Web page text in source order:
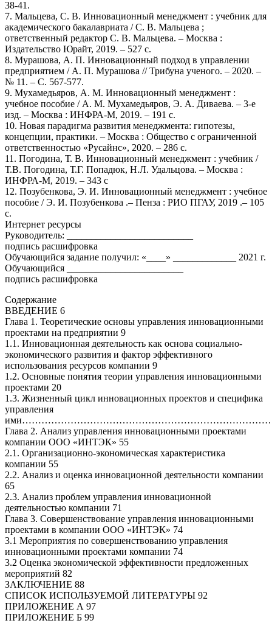
38-41.
7. Мальцева, С. В. Инновационный менеджмент : учебник для
академического бакалавриата / С. В. Мальцева ;
ответственный редактор С. В. Мальцева. – Москва :
Издательство Юрайт, 2019. – 527 с.
8. Мурашова, А. П. Инновационный подход в управлении
предприятием / А. П. Мурашова // Трибуна ученого. – 2020. –
№ 11. – С. 567-577.
9. Мухамедьяров, А. М. Инновационный менеджмент :
учебное пособие / А. М. Мухамедьяров, Э. А. Диваева. – 3-е
изд. – Москва : ИНФРА-М, 2019. – 191 с.
10. Новая парадигма развития менеджмента: гипотезы,
концепции, практики. – Москва : Общество с ограниченной
ответственностью «Русайнс», 2020. – 286 с.
11. Погодина, Т. В. Инновационный менеджмент : учебник /
Т.В. Погодина, Т.Г. Попадюк, Н.Л. Удальцова. – Москва :
ИНФРА-М, 2019. – 343 с
12. Позубенкова, Э. И. Инновационный менеджмент : учебное
пособие / Э. И. Позубенкова .– Пенза : РИО ПГАУ, 2019 .– 105
с.
Интернет ресурсы
Руководитель: __________________________
подпись расшифровка
Обучающийся задание получил: «____» _____________ 2021 г.
Обучающийся ________________________
подпись расшифровка
Содержание
ВВЕДЕНИЕ 6
Глава 1. Теоретические основы управления инновационными
проектами на предприятии 9
1.1. Инновационная деятельность как основа социально-
экономического развития и фактор эффективного
использования ресурсов компании 9
1.2. Основные понятия теории управления инновационными
проектами 20
1.3. Жизненный цикл инновационных проектов и специфика
управления
Глава 2. Анализ управления инновационными проектами
компании ООО «ИНТЭК» 55
2.1. Организационно-экономическая характеристика
компании 55
2.2. Анализ и оценка инновационной деятельности компании
65
2.3. Анализ проблем управления инновационной
деятельностью компании 71
Глава 3. Совершенствование управления инновационными
проектами в компании ООО «ИНТЭК» 74
3.1 Мероприятия по совершенствованию управления
инновационными проектами компании 74
3.2 Оценка экономической эффективности предложенных
мероприятий 82
ЗАКЛЮЧЕНИЕ 88
СПИСОК ИСПОЛЬЗУЕМОЙ ЛИТЕРАТУРЫ 92
ПРИЛОЖЕНИЕ А 97
ПРИЛОЖЕНИЕ Б 99